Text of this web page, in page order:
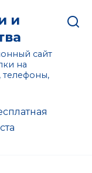
и
сайт
на
телефоны,